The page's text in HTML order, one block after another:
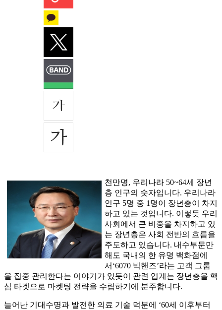
천만명, 우리나라 50~64세 장년
층 인구의 숫자입니다. 우리나라
인구 5명 중 1명이 장년층이 차지
하고 있는 것입니다. 이렇듯 우리
사회에서 큰 비중을 차지하고 있
는 장년층은 사회 전반의 흐름을
주도하고 있습니다. 내수부문만
해도 국내의 한 유명 백화점에
서‘6070 빅핸즈’라는 고객 그룹
을 집중 관리한다는 이야기가 있듯이 관련 업계는 장년층을 핵
심 타겟으로 마켓팅 전략을 수립하기에 분주합니다.
늘어난 기대수명과 발전한 의료 기술 덕분에 ‘60세 이후부터